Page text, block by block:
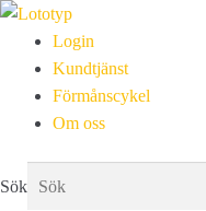
Login
Kundtjänst
Förmånscykel
Om oss
Sök